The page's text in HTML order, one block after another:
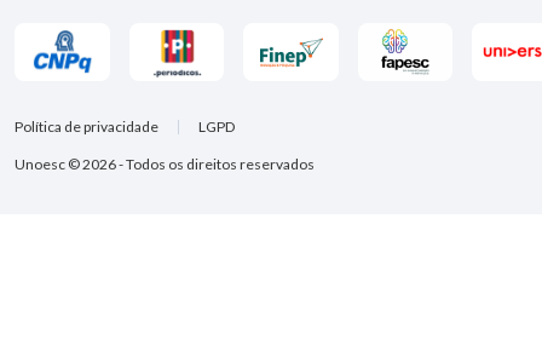
Unoesc © 2026 - Todos os direitos reservados
Política de privacidade LGPD